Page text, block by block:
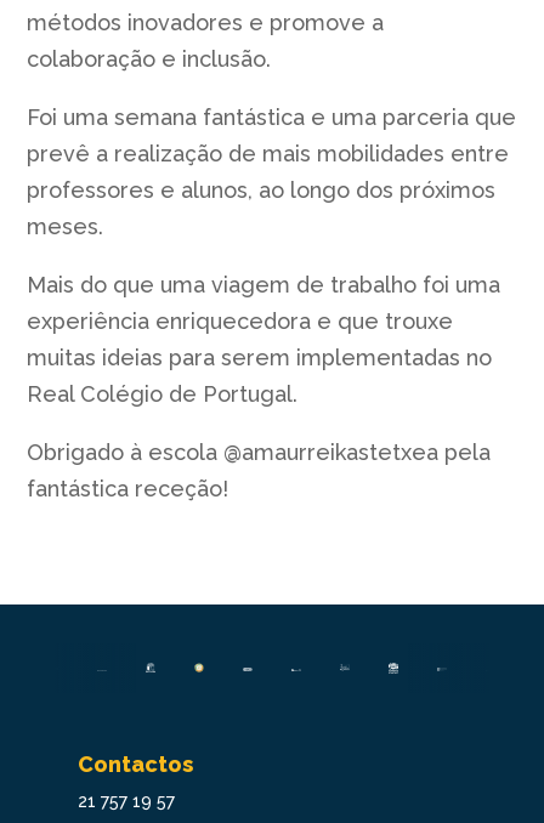
métodos inovadores e promove a
colaboração e inclusão.
Foi uma semana fantástica e uma parceria que
prevê a realização de mais mobilidades entre
professores e alunos, ao longo dos próximos
meses.
Mais do que uma viagem de trabalho foi uma
experiência enriquecedora e que trouxe
muitas ideias para serem implementadas no
Real Colégio de Portugal.
Obrigado à escola @amaurreikastetxea pela
fantástica receção!
Contactos
21 757 19 57